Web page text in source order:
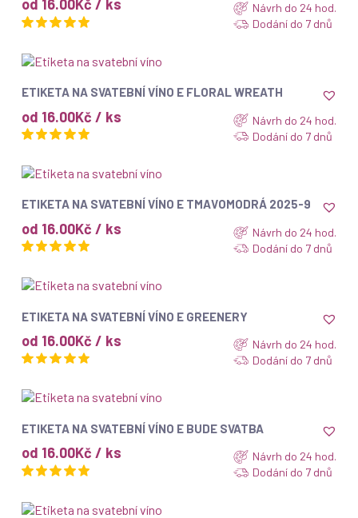
od 16.00Kč / ks
Návrh do 24 hod.
Dodání do 7 dnů
ZOBRAZIT
ETIKETA NA SVATEBNÍ VÍNO E FLORAL WREATH
od 16.00Kč / ks
Návrh do 24 hod.
Dodání do 7 dnů
ZOBRAZIT
ETIKETA NA SVATEBNÍ VÍNO E TMAVOMODRÁ 2025-9
od 16.00Kč / ks
Návrh do 24 hod.
Dodání do 7 dnů
ZOBRAZIT
ETIKETA NA SVATEBNÍ VÍNO E GREENERY
od 16.00Kč / ks
Návrh do 24 hod.
Dodání do 7 dnů
ZOBRAZIT
ETIKETA NA SVATEBNÍ VÍNO E BUDE SVATBA
od 16.00Kč / ks
Návrh do 24 hod.
Dodání do 7 dnů